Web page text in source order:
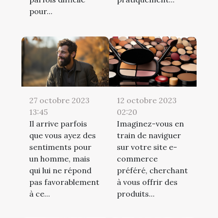
pour...
27 octobre 2023
13:45
Il arrive parfois
que vous ayez des
sentiments pour
un homme, mais
qui lui ne répond
pas favorablement
à ce...
12 octobre 2023
02:20
Imaginez-vous en
train de naviguer
sur votre site e-
commerce
préféré, cherchant
à vous offrir des
produits...